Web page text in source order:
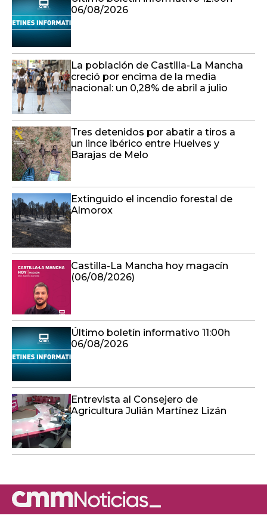
06/08/2026
La población de Castilla-La Mancha
creció por encima de la media
nacional: un 0,28% de abril a julio
Tres detenidos por abatir a tiros a
un lince ibérico entre Huelves y
Barajas de Melo
Extinguido el incendio forestal de
Almorox
Castilla-La Mancha hoy magacín
(06/08/2026)
Último boletín informativo 11:00h
06/08/2026
Entrevista al Consejero de
Agricultura Julián Martínez Lizán